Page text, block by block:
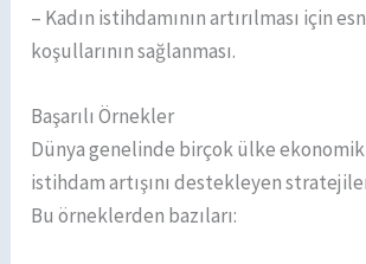
– Kadın istihdamının artırılması için
koşullarının sağlanması.
Başarılı Örnekler
Dünya genelinde birçok ülke
istihdam artışını destekleyen
Bu örneklerden bazıları: